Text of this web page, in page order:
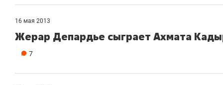
16 мая 2013
Жерар Депардье сыграет Ахмата
7